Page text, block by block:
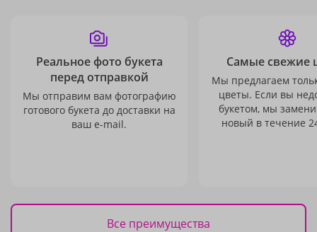
Реальное фото букета
перед отправкой
Мы отправим вам фотографию
готового букета до доставки на
ваш e-mail.
Самые свежие
Мы предлагаем
цветы. Если вы
букетом, мы
новый в течение
Все преимущества